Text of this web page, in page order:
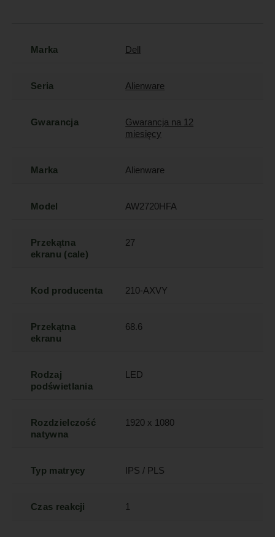
Marka Dell
Seria Alienware
Gwarancja
Gwarancja na 12
miesięcy
Marka Alienware
Model AW2720HFA
Przekątna
ekranu (cale)
27
Kod producenta 210-AXVY
Przekątna
ekranu
68.6
Rodzaj
podświetlania
LED
Rozdzielczość
natywna
1920 x 1080
Typ matrycy IPS / PLS
Czas reakcji 1